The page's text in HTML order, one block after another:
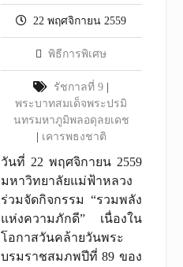
22 พฤศจิกายน 2559
พิธีการพิเศษ
รัชกาลที่ 9
พระบาทสมเด็จพระปรมิ
นทรมหาภูมิพลอดุลยเดช
เคารพธงชาติ
วันที่ 22 พฤศจิกายน 2559
มหาวิทยาลัยแม่ฟ้าหลวง
ร่วมจัดกิจกรรม “รวมพลัง
แห่งความภักดี” เนื่องใน
โอกาสวันคล้ายวันพระ
บรมราชสมภพปีที่ 89 ของ